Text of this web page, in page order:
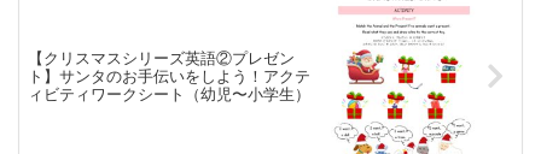
【クリスマスシリーズ英語②プレゼン
ト】サンタのお手伝いをしよう！アクテ
ィビティワークシート（幼児〜小学生）